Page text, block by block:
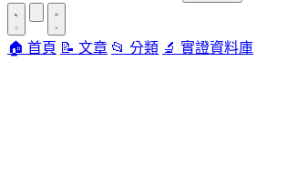
🏠 首頁 📝 文章 📂 分類 🔬 實證資料庫